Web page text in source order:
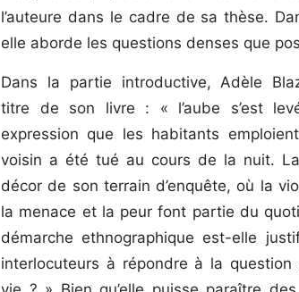
l’auteure dans le cadre de sa thèse.
elle aborde les questions denses que
Dans la partie introductive, Adèle
titre de son livre : « l’aube s’est
expression que les habitants emploient
voisin a été tué au cours de la nuit.
décor de son terrain d’enquête, où la
la menace et la peur font partie du
démarche ethnographique est-elle
interlocuteurs à répondre à la